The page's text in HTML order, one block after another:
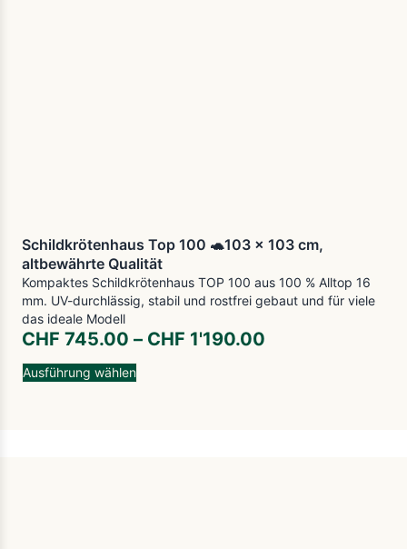
Schildkrötenhaus Top 100 🐢103 x 103 cm,
altbewährte Qualität
Kompaktes Schildkrötenhaus TOP 100 aus 100 % Alltop 16
mm. UV-durchlässig, stabil und rostfrei gebaut und für viele
das ideale Modell
CHF 745.00 – CHF 1'190.00
Ausführung wählen